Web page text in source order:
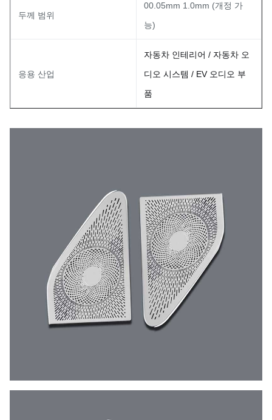
두께 범위
00.05mm 1.0mm (개정 가
능)
응용 산업
자동차 인테리어 / 자동차 오
디오 시스템 / EV 오디오 부
품